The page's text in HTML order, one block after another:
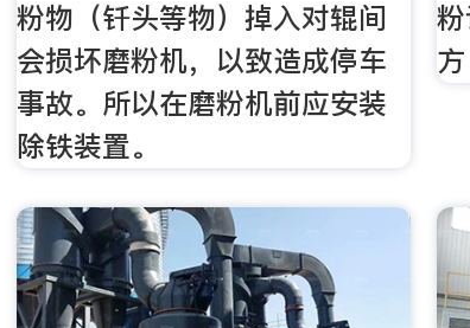
粉物（钎头等物）掉入对辊间
会损坏磨粉机，以致造成停车
事故。所以在磨粉机前应安装
除铁装置。
方